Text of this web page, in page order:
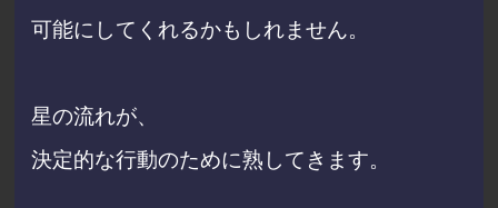
可能にしてくれるかもしれません。
星の流れが、
決定的な行動のために熟してきます。